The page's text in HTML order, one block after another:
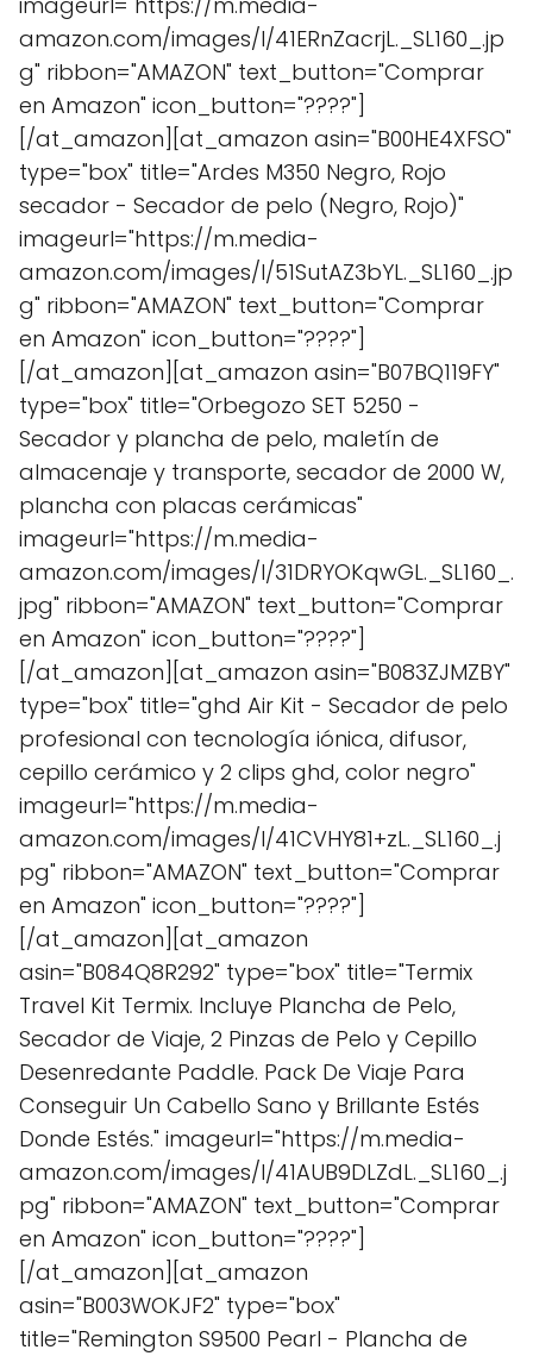
amazon.com/images/I/41ERnZacrjL._SL160_.jp
g" ribbon="AMAZON" text_button="Comprar
en Amazon" icon_button="????"]
[/at_amazon][at_amazon asin="B00HE4XFSO"
type="box" title="Ardes M350 Negro, Rojo
secador - Secador de pelo (Negro, Rojo)"
imageurl="https://m.media-
amazon.com/images/I/51SutAZ3bYL._SL160_.jp
g" ribbon="AMAZON" text_button="Comprar
en Amazon" icon_button="????"]
[/at_amazon][at_amazon asin="B07BQ119FY"
type="box" title="Orbegozo SET 5250 -
Secador y plancha de pelo, maletín de
almacenaje y transporte, secador de 2000 W,
plancha con placas cerámicas"
imageurl="https://m.media-
amazon.com/images/I/31DRYOKqwGL._SL160_.
jpg" ribbon="AMAZON" text_button="Comprar
en Amazon" icon_button="????"]
[/at_amazon][at_amazon asin="B083ZJMZBY"
type="box" title="ghd Air Kit - Secador de pelo
profesional con tecnología iónica, difusor,
cepillo cerámico y 2 clips ghd, color negro"
imageurl="https://m.media-
amazon.com/images/I/41CVHY81+zL._SL160_.j
pg" ribbon="AMAZON" text_button="Comprar
en Amazon" icon_button="????"]
[/at_amazon][at_amazon
asin="B084Q8R292" type="box" title="Termix
Travel Kit Termix. Incluye Plancha de Pelo,
Secador de Viaje, 2 Pinzas de Pelo y Cepillo
Desenredante Paddle. Pack De Viaje Para
Conseguir Un Cabello Sano y Brillante Estés
Donde Estés." imageurl="https://m.media-
amazon.com/images/I/41AUB9DLZdL._SL160_.j
pg" ribbon="AMAZON" text_button="Comprar
en Amazon" icon_button="????"]
[/at_amazon][at_amazon
asin="B003WOKJF2" type="box"
title="Remington S9500 Pearl - Plancha de